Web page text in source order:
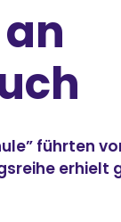
führten
erhielt